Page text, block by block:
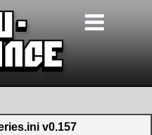
v0.157